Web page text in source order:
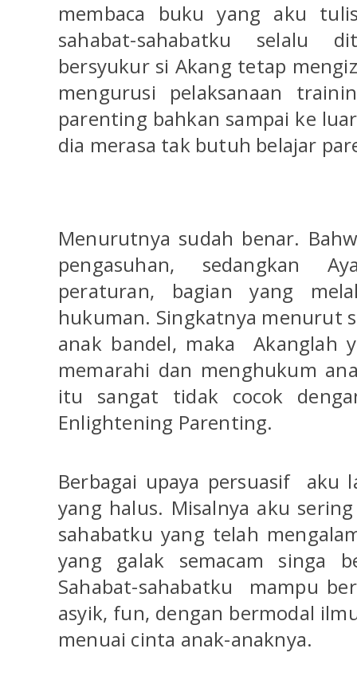
membaca buku yang aku
sahabat-sahabatku selalu
bersyukur si Akang tetap
mengurusi pelaksanaan
parenting bahkan sampai ke
dia merasa tak butuh belajar
Menurutnya sudah benar.
pengasuhan, sedangkan
peraturan, bagian yang
hukuman. Singkatnya menurut
anak bandel, maka
Akanglah
memarahi dan menghukum
itu sangat tidak cocok
Enlightening Parenting.
Berbagai upaya persuasif
aku
yang halus. Misalnya aku
sahabatku yang telah
yang galak semacam singa
Sahabat-sahabatku
mampu
asyik, fun, dengan bermodal
menuai cinta anak-anaknya.